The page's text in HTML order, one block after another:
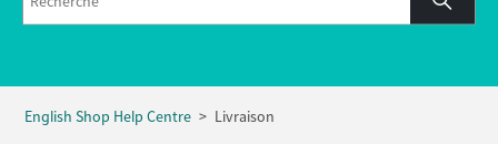
English Shop Help Centre Livraison